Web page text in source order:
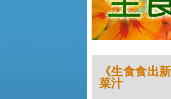
《生食食出
菜汁